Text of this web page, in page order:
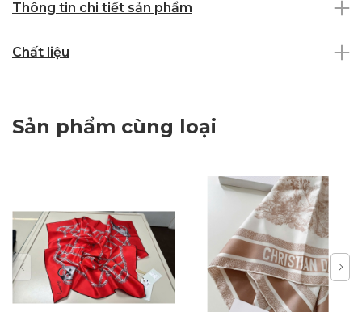
Thông tin chi tiết sản phẩm
Chất liệu
Sản phẩm cùng loại